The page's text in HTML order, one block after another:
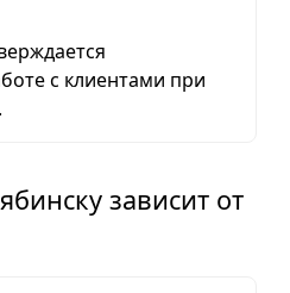
с клиентами при
зависит от